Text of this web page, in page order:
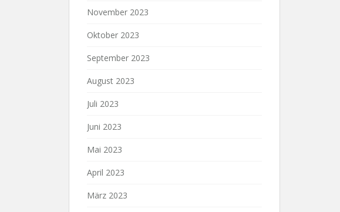
November 2023
Oktober 2023
September 2023
August 2023
Juli 2023
Juni 2023
Mai 2023
April 2023
März 2023